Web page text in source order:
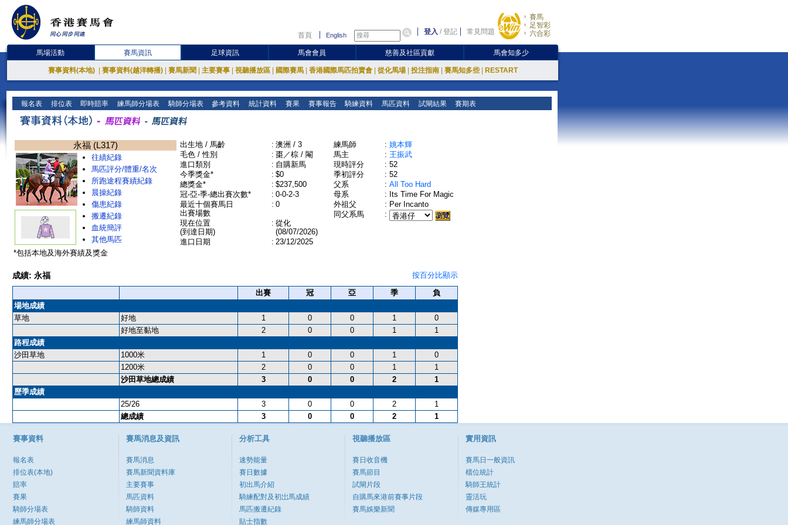
首頁 English 登入 /登記 常見問題
賽馬
足智彩
六合彩
馬場活動 賽馬資訊 足球資訊 馬會會員 慈善及社區貢獻 馬會知多少
賽事資料(本地) 賽事資料(越洋轉播) 賽馬新聞 主要賽事 視聽播放區 國際賽馬 香港國際馬匹拍賣會 從化馬場 投注指南 賽馬知多些 RESTART
報名表 排位表 即時賠率 練馬師分場表 騎師分場表 參考資料 統計資料 賽果 賽事報告 騎練資料 馬匹資料 試閘結果 賽期表
永福 (L317)
往績紀錄
馬匹評分/體重/名次
所跑途程賽績紀錄
晨操紀錄
傷患紀錄
搬遷紀錄
血統簡評
其他馬匹
出生地 / 馬齡 : 澳洲 / 3
毛色 / 性別
: 棗／棕 / 閹
進口類別
: 自購新馬
今季獎金*
: $0
總獎金*
: $237,500
冠-亞-季-總出賽次數*
: 0-0-2-3
最近十個賽馬日
出賽場數
: 0
現在位置
(到達日期)
: 從化
(08/07/2026)
進口日期
: 23/12/2025
練馬師 : 姚本輝
馬主
: 王振武
現時評分
: 52
季初評分
: 52
父系
: All Too Hard
母系
: Its Time For Magic
外祖父
: Per Incanto
同父系馬
:
*包括本地及海外賽績及獎金
成績: 永福
按百分比顯示
出賽
冠 亞 季
負
場地成績
草地
好地 1 0 0 1
0
好地至黏地
2 0 0 1
1
路程成績
沙田草地
1000米 1 0 0 1
0
1200米
2 0 0 1
1
沙田草地總成績
3 0 0 2
1
歷季成績
25/26
3 0 0 2
1
總成績
3 0 0 2 1
賽事資料
報名表
排位表(本地)
賠率
賽果
騎師分場表
練馬師分場表
賽馬消息及資訊
賽馬消息
賽馬新聞資料庫
主要賽事
馬匹資料
騎師資料
練馬師資料
分析工具
速勢能量
賽日數據
初出馬介紹
騎練配對及初岀馬成績
馬匹搬遷紀錄
貼士指數
視聽播放區
賽日收音機
賽馬節目
試閘片段
自購馬來港前賽事片段
賽馬娛樂新聞
實用資訊
賽馬日一般資訊
檔位統計
騎師王統計
靈活玩
傳媒專用區